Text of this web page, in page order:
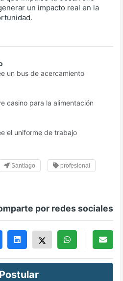
un impacto real en la
un bus de acercamiento
casino para la alimentación
el uniforme de trabajo
Santiago profesional
por redes sociales
Postular